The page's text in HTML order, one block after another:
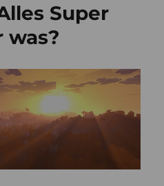
Super
was?